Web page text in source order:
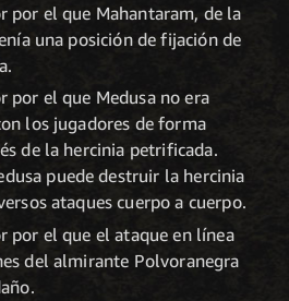
por el que Mahantaram, de la
una posición de fijación de
por el que Medusa no era
los jugadores de forma
de la hercinia petrificada.
puede destruir la hercinia
ataques cuerpo a cuerpo.
por el que el ataque en línea
del almirante Polvoranegra